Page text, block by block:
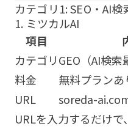
カテゴリ1: SEO・AI検
1. ミツカルAI
項目
カテゴリGEO（AI検
料金
無料プランあ
URL
soreda-
URLを入力するだけ